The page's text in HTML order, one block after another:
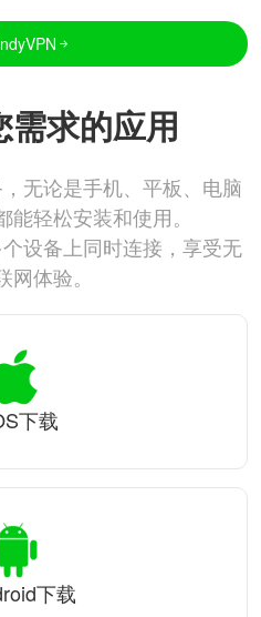
求的应用
无论是手机、平板、电脑
轻松安装和使用。
设备上同时连接，享受无
体验。
下载
下载